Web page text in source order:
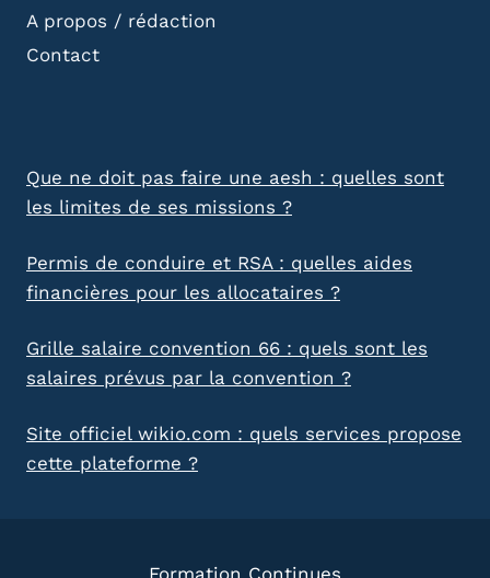
A propos / rédaction
Contact
Que ne doit pas faire une aesh : quelles sont
les limites de ses missions ?
Permis de conduire et RSA : quelles aides
financières pour les allocataires ?
Grille salaire convention 66 : quels sont les
salaires prévus par la convention ?
Site officiel wikio.com : quels services propose
cette plateforme ?